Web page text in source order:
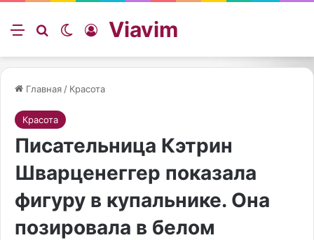
Меню ИскатьSwitch skin
Войти
Viavim
Главная / Красота
Красота
Писательница Кэтрин
Шварценеггер показала
фигуру в купальнике. Она
позировала в белом